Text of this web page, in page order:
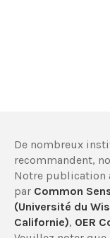
De nombreux
recommandent,
Notre publication
par Common
(Université du
Californie), OER